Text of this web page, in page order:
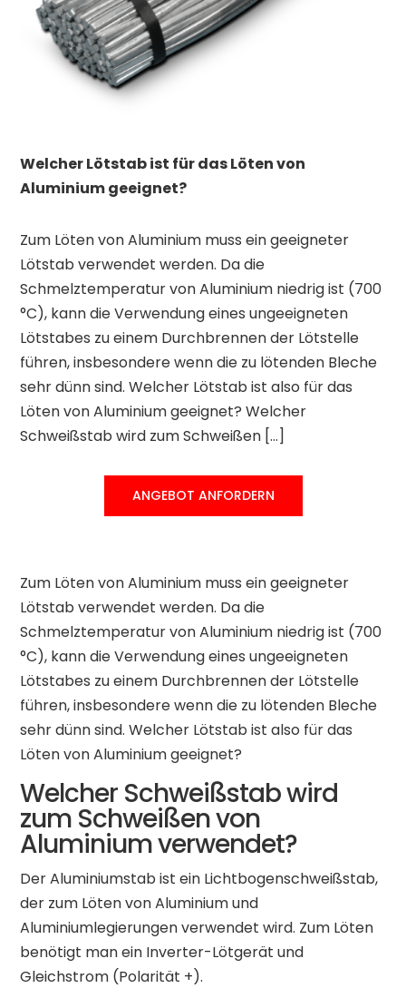
Welcher Lötstab ist für das Löten von
Aluminium geeignet?
Zum Löten von Aluminium muss ein geeigneter
Lötstab verwendet werden. Da die
Schmelztemperatur von Aluminium niedrig ist (700
°C), kann die Verwendung eines ungeeigneten
Lötstabes zu einem Durchbrennen der Lötstelle
führen, insbesondere wenn die zu lötenden Bleche
sehr dünn sind. Welcher Lötstab ist also für das
Löten von Aluminium geeignet? Welcher
Schweißstab wird zum Schweißen […]
ANGEBOT ANFORDERN
Zum Löten von Aluminium muss ein geeigneter
Lötstab verwendet werden. Da die
Schmelztemperatur von Aluminium niedrig ist (700
°C), kann die Verwendung eines ungeeigneten
Lötstabes zu einem Durchbrennen der Lötstelle
führen, insbesondere wenn die zu lötenden Bleche
sehr dünn sind. Welcher Lötstab ist also für das
Löten von Aluminium geeignet?
Welcher Schweißstab wird
zum Schweißen von
Aluminium verwendet?
Der Aluminiumstab ist ein Lichtbogenschweißstab,
der zum Löten von Aluminium und
Aluminiumlegierungen verwendet wird. Zum Löten
benötigt man ein Inverter-Lötgerät und
Gleichstrom (Polarität +).